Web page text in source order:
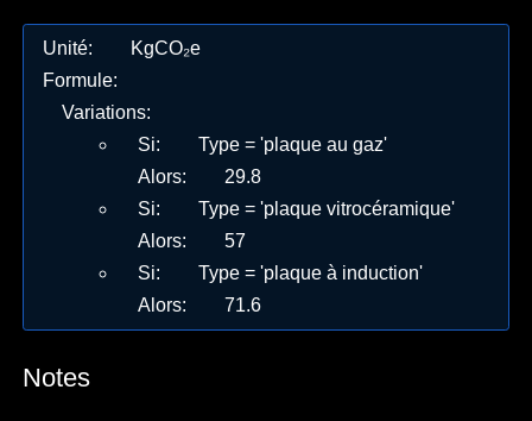
Unité:
KgCO₂e
Formule:
Variations:
Si:
Type = 'plaque au gaz'
Alors:
29.8
Si:
Type = 'plaque vitrocéramique'
Alors:
57
Si:
Type = 'plaque à induction'
Alors: 71.6
Notes